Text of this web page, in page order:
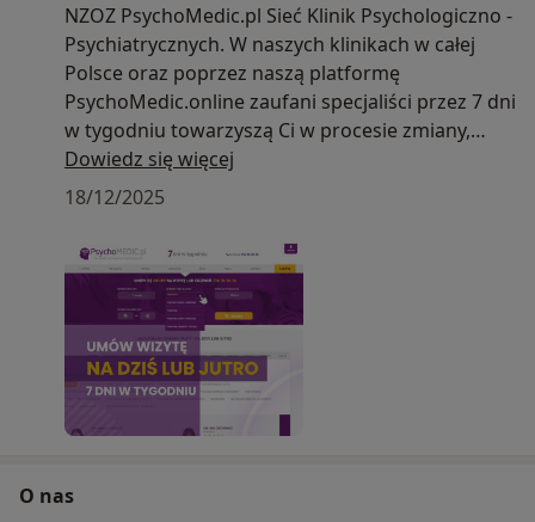
NZOZ PsychoMedic.pl Sieć Klinik Psychologiczno -
Psychiatrycznych. W naszych klinikach w całej
Polsce oraz poprzez naszą platformę
PsychoMedic.online zaufani specjaliści przez 7 dni
w tygodniu towarzyszą Ci w procesie zmiany,
wykorzystując
nowoczesne metody leczenia trudności
Dowiedz się więcej
18/12/2025
O nas